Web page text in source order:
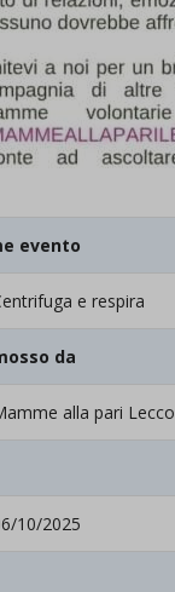
evento
e respira
da
alla pari Lecco
10/2025